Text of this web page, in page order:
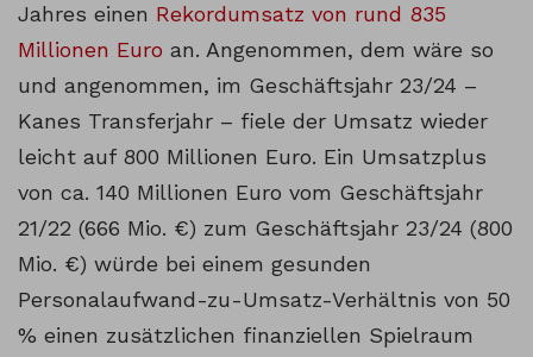
Jahres einen Rekordumsatz von rund 835
Millionen Euro an. Angenommen, dem wäre so
und angenommen, im Geschäftsjahr 23/24 –
Kanes Transferjahr – fiele der Umsatz wieder
leicht auf 800 Millionen Euro. Ein Umsatzplus
von ca. 140 Millionen Euro vom Geschäftsjahr
21/22 (666 Mio. €) zum Geschäftsjahr 23/24 (800
Mio. €) würde bei einem gesunden
Personalaufwand-zu-Umsatz-Verhältnis von 50
% einen zusätzlichen finanziellen Spielraum